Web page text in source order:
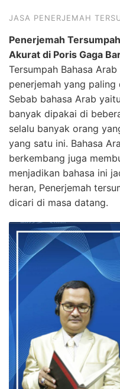
JASA PENERJEMAH
Penerjemah
Akurat di Poris Gaga
Tersumpah Bahasa
penerjemah yang
Sebab bahasa Arab
banyak dipakai di
selalu banyak orang
yang satu ini. Bahasa
berkembang juga
menjadikan bahasa ini
heran, Penerjemah
dicari di masa datang.